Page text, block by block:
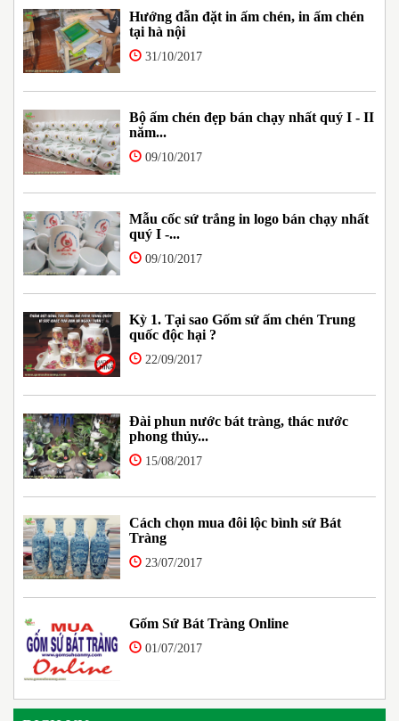
Hướng đẫn đặt in ấm chén, in ấm chén
tại hà nội
31/10/2017
Bộ ấm chén đẹp bán chạy nhất quý I - II
năm...
09/10/2017
Mẫu cốc sứ trắng in logo bán chạy nhất
quý I -...
09/10/2017
Kỳ 1. Tại sao Gốm sứ ấm chén Trung
quốc độc hại ?
22/09/2017
Đài phun nước bát tràng, thác nước
phong thủy...
15/08/2017
Cách chọn mua đôi lộc bình sứ Bát
Tràng
23/07/2017
Gốm Sứ Bát Tràng Online
01/07/2017